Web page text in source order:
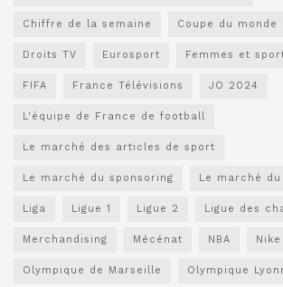
Chiffre de la semaine Coupe du monde
Droits TV Eurosport Femmes et
FIFA France Télévisions JO 2024
L'équipe de France de football
Le marché des articles de sport
Le marché du sponsoring Le marché
Liga Ligue 1 Ligue 2 Ligue des
Merchandising Mécénat NBA Nike
Olympique de Marseille Olympique